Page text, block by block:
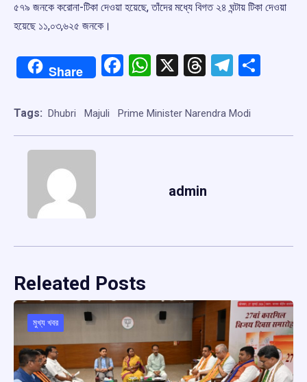
৫৭৯ জনকে করোনা-টিকা দেওয়া হয়েছে, তাঁদের মধ্যে বিগত ২৪ ঘন্টায় টিকা দেওয়া
হয়েছে ১১,০৩,৬২৫ জনকে।
Share Facebook
WhatsApp
X Threads
Tags: Dhubri Majuli Prime Minister Narendra Modi
admin
Releated Posts
মুখ্য খবর